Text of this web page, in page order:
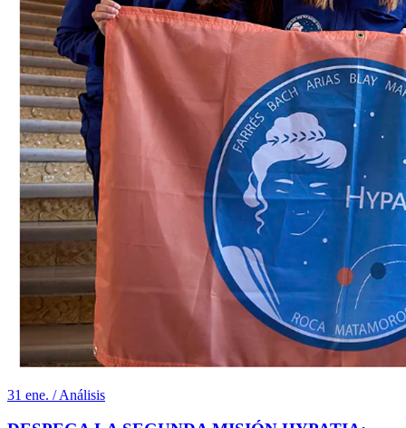
31 ene. / Análisis